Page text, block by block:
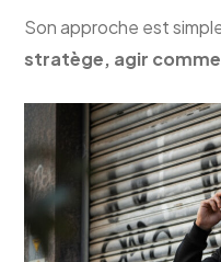
Son approche est
stratège, agir